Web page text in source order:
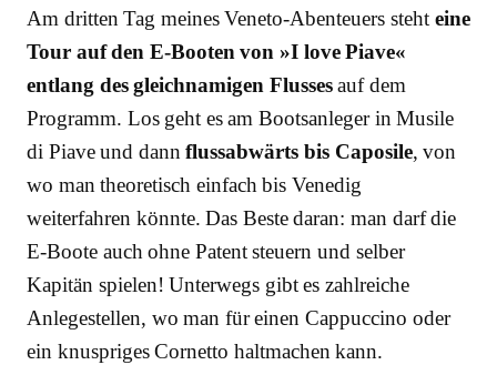
Am dritten Tag meines Veneto-Abenteuers steht eine
Tour auf den E-Booten von »I love Piave«
entlang des gleichnamigen Flussesauf dem
Programm. Los geht es am Bootsanleger in Musile
di Piave und dannflussabwärts bis Caposile, von
wo man theoretisch einfach bis Venedig
weiterfahren könnte. Das Beste daran: man darf die
E-Boote auch ohne Patent steuern und selber
Kapitän spielen! Unterwegs gibt es zahlreiche
Anlegestellen, wo man für einen Cappuccino oder
ein knuspriges Cornetto haltmachen kann.